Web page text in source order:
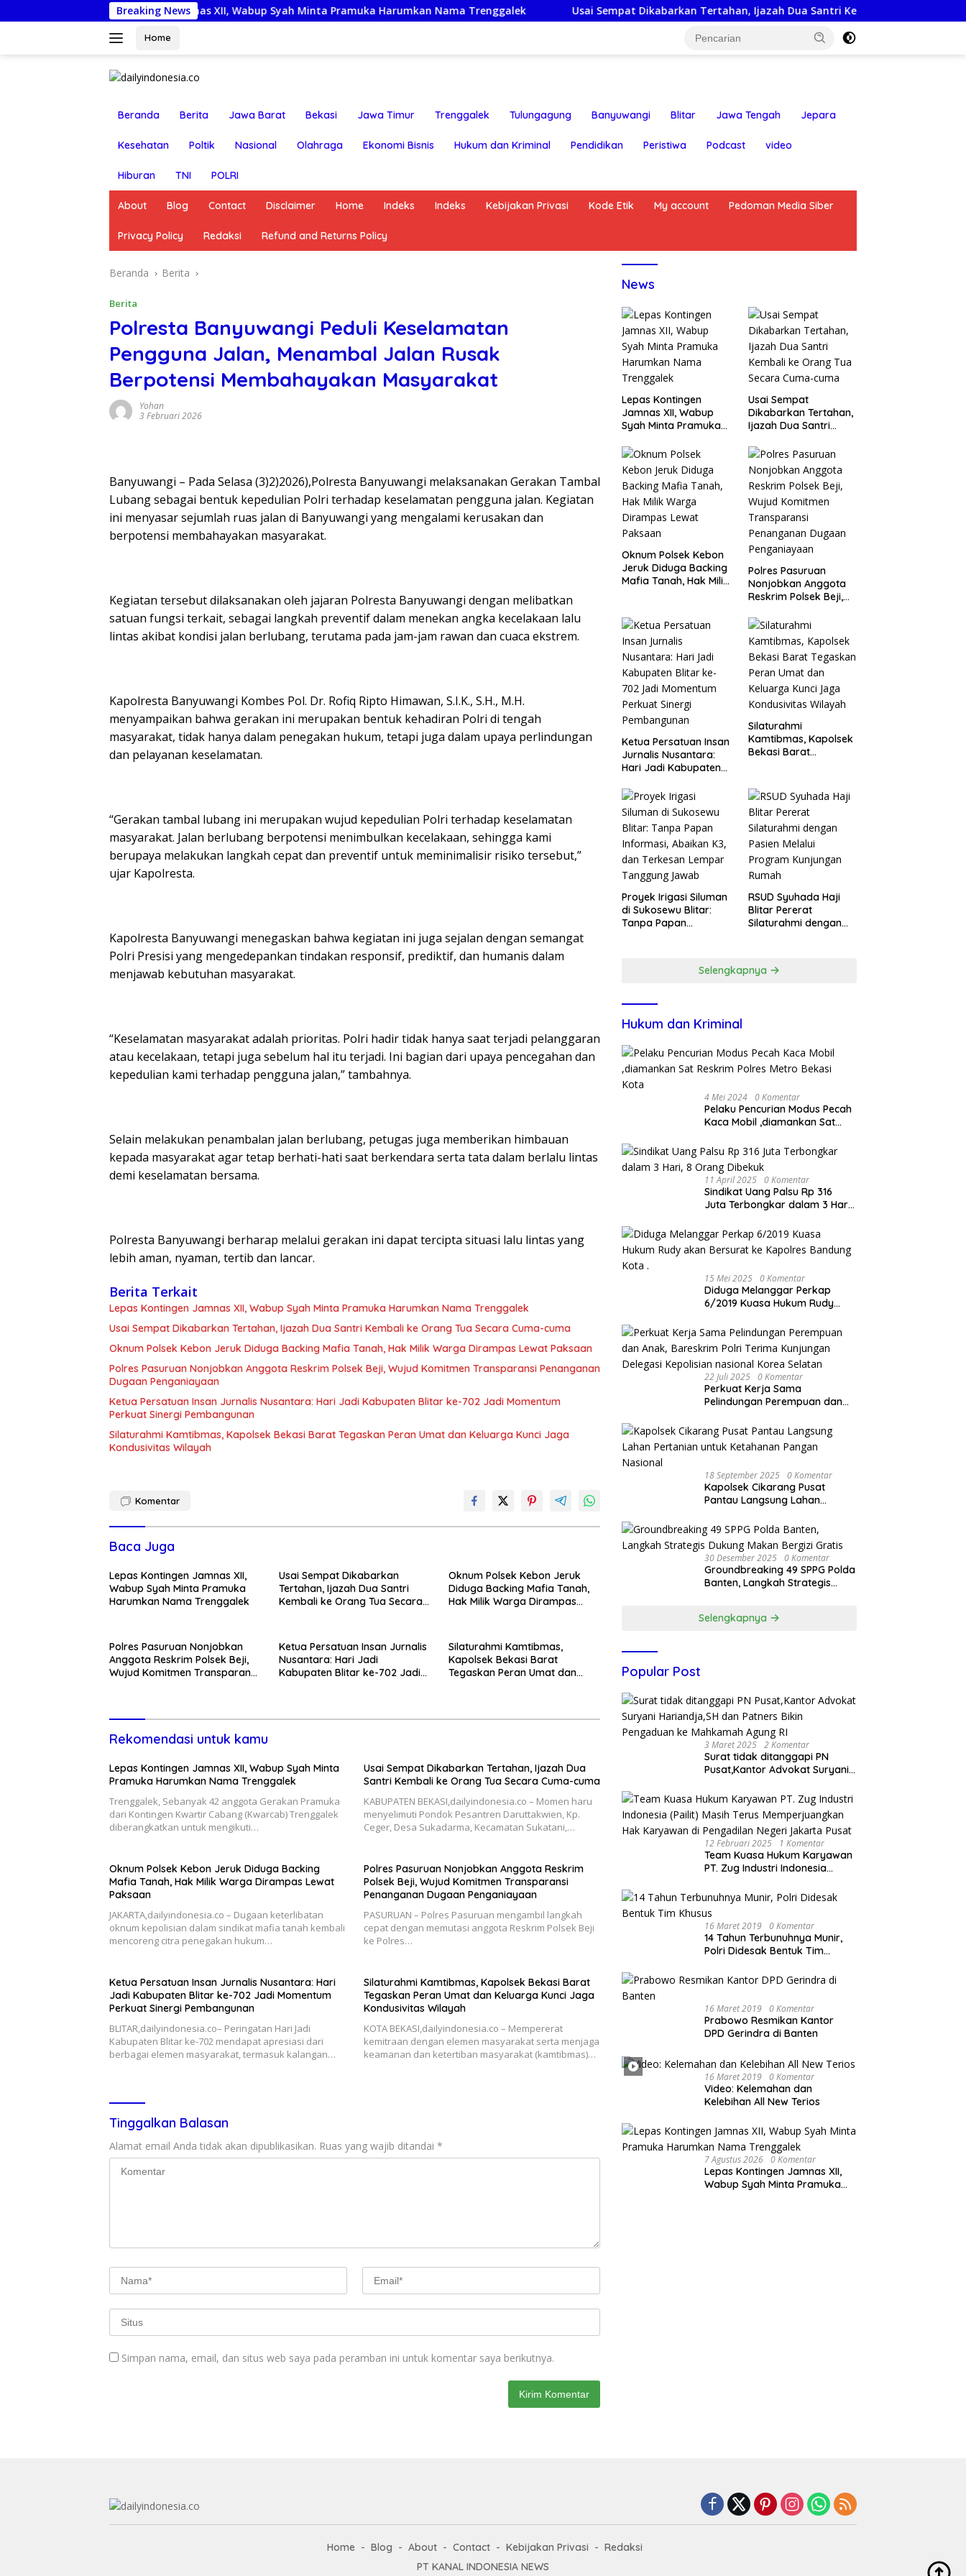
ke
Breaking News
Lepas Kontingen Jamnas XII, Wabup Syah Minta Pramuka Harumkan Nama Trenggalek Usai Sempat Dikabarkan Tertahan, Ijazah Dua Santri Kembali ke Orang Tua Secara Cuma-
Home
Beranda Berita Jawa Barat Bekasi Jawa Timur Trenggalek Tulungagung Banyuwangi Blitar Jawa Tengah Jepara
Kesehatan Poltik Nasional Olahraga Ekonomi Bisnis Hukum dan Kriminal Pendidikan Peristiwa Podcast video
Hiburan TNI POLRI
About Blog Contact Disclaimer Home Indeks Indeks Kebijakan Privasi Kode Etik My account Pedoman Media Siber
Privacy Policy Redaksi Refund and Returns Policy
Beranda Berita
Berita
Polresta Banyuwangi Peduli Keselamatan
Pengguna Jalan, Menambal Jalan Rusak
Berpotensi Membahayakan Masyarakat
Yohan
3 Februari 2026
Banyuwangi – Pada Selasa (3)2)2026),Polresta Banyuwangi melaksanakan Gerakan Tambal
Lubang sebagai bentuk kepedulian Polri terhadap keselamatan pengguna jalan. Kegiatan
ini menyasar sejumlah ruas jalan di Banyuwangi yang mengalami kerusakan dan
berpotensi membahayakan masyarakat.
Kegiatan tersebut dilaksanakan oleh jajaran Polresta Banyuwangi dengan melibatkan
satuan fungsi terkait, sebagai langkah preventif dalam menekan angka kecelakaan lalu
lintas akibat kondisi jalan berlubang, terutama pada jam-jam rawan dan cuaca ekstrem.
Kapolresta Banyuwangi Kombes Pol. Dr. Rofiq Ripto Himawan, S.I.K., S.H., M.H.
menyampaikan bahwa gerakan ini merupakan bentuk kehadiran Polri di tengah
masyarakat, tidak hanya dalam penegakan hukum, tetapi juga dalam upaya perlindungan
dan pelayanan keselamatan.
“Gerakan tambal lubang ini merupakan wujud kepedulian Polri terhadap keselamatan
masyarakat. Jalan berlubang berpotensi menimbulkan kecelakaan, sehingga kami
berupaya melakukan langkah cepat dan preventif untuk meminimalisir risiko tersebut,”
ujar Kapolresta.
Kapolresta Banyuwangi menegaskan bahwa kegiatan ini juga sejalan dengan semangat
Polri Presisi yang mengedepankan tindakan responsif, prediktif, dan humanis dalam
menjawab kebutuhan masyarakat.
“Keselamatan masyarakat adalah prioritas. Polri hadir tidak hanya saat terjadi pelanggaran
atau kecelakaan, tetapi juga sebelum hal itu terjadi. Ini bagian dari upaya pencegahan dan
kepedulian kami terhadap pengguna jalan,” tambahnya.
Selain melakukan penambalan jalan berlubang, petugas juga memberikan himbauan
kepada masyarakat agar tetap berhati-hati saat berkendara serta tata dalam berlalu lintas
demi keselamatan bersama.
Polresta Banyuwangi berharap melalui gerakan ini dapat tercipta situasi lalu lintas yang
lebih aman, nyaman, tertib dan lancar.
Berita Terkait
Lepas Kontingen Jamnas XII, Wabup Syah Minta Pramuka Harumkan Nama Trenggalek
Usai Sempat Dikabarkan Tertahan, Ijazah Dua Santri Kembali ke Orang Tua Secara Cuma-cuma
Oknum Polsek Kebon Jeruk Diduga Backing Mafia Tanah, Hak Milik Warga Dirampas Lewat Paksaan
Polres Pasuruan Nonjobkan Anggota Reskrim Polsek Beji, Wujud Komitmen Transparansi Penanganan
Dugaan Penganiayaan
Ketua Persatuan Insan Jurnalis Nusantara: Hari Jadi Kabupaten Blitar ke-702 Jadi Momentum
Perkuat Sinergi Pembangunan
Silaturahmi Kamtibmas, Kapolsek Bekasi Barat Tegaskan Peran Umat dan Keluarga Kunci Jaga
Kondusivitas Wilayah
Komentar
Baca Juga
Lepas Kontingen Jamnas XII,
Wabup Syah Minta Pramuka
Harumkan Nama Trenggalek
Usai Sempat Dikabarkan
Tertahan, Ijazah Dua Santri
Kembali ke Orang Tua Secara
Oknum Polsek Kebon Jeruk
Diduga Backing Mafia Tanah,
Hak Milik Warga Dirampas
Polres Pasuruan Nonjobkan
Anggota Reskrim Polsek Beji,
Wujud Komitmen Transparansi
Ketua Persatuan Insan Jurnalis
Nusantara: Hari Jadi
Kabupaten Blitar ke-702 Jadi
Silaturahmi Kamtibmas,
Kapolsek Bekasi Barat
Tegaskan Peran Umat dan
Rekomendasi untuk kamu
Lepas Kontingen Jamnas XII, Wabup Syah Minta
Pramuka Harumkan Nama Trenggalek
Trenggalek, Sebanyak 42 anggota Gerakan Pramuka
dari Kontingen Kwartir Cabang (Kwarcab) Trenggalek
diberangkatkan untuk mengikuti…
Usai Sempat Dikabarkan Tertahan, Ijazah Dua
Santri Kembali ke Orang Tua Secara Cuma-cuma
KABUPATEN BEKASI,dailyindonesia.co – Momen haru
menyelimuti Pondok Pesantren Daruttakwien, Kp.
Ceger, Desa Sukadarma, Kecamatan Sukatani,…
Oknum Polsek Kebon Jeruk Diduga Backing
Mafia Tanah, Hak Milik Warga Dirampas Lewat
Paksaan
JAKARTA,dailyindonesia.co – Dugaan keterlibatan
oknum kepolisian dalam sindikat mafia tanah kembali
mencoreng citra penegakan hukum…
Polres Pasuruan Nonjobkan Anggota Reskrim
Polsek Beji, Wujud Komitmen Transparansi
Penanganan Dugaan Penganiayaan
PASURUAN – Polres Pasuruan mengambil langkah
cepat dengan memutasi anggota Reskrim Polsek Beji
ke Polres…
Ketua Persatuan Insan Jurnalis Nusantara: Hari
Jadi Kabupaten Blitar ke-702 Jadi Momentum
Perkuat Sinergi Pembangunan
BLITAR,dailyindonesia.co– Peringatan Hari Jadi
Kabupaten Blitar ke-702 mendapat apresiasi dari
berbagai elemen masyarakat, termasuk kalangan…
Silaturahmi Kamtibmas, Kapolsek Bekasi Barat
Tegaskan Peran Umat dan Keluarga Kunci Jaga
Kondusivitas Wilayah
KOTA BEKASI,dailyindonesia.co – Mempererat
kemitraan dengan elemen masyarakat serta menjaga
keamanan dan ketertiban masyarakat (kamtibmas)…
Tinggalkan Balasan
Alamat email Anda tidak akan dipublikasikan. Ruas yang wajib ditandai *
Simpan nama, email, dan situs web saya pada peramban ini untuk komentar saya berikutnya.
News
Lepas Kontingen
Jamnas XII, Wabup
Syah Minta Pramuka
Trenggalek
Usai Sempat
Dikabarkan Tertahan,
Ijazah Dua Santri
Secara Cuma-cuma
Oknum Polsek Kebon
Jeruk Diduga Backing
Mafia Tanah, Hak Milik
Polres Pasuruan
Nonjobkan Anggota
Reskrim Polsek Beji,
Transparansi
Penanganan Dugaan
Penganiayaan
Ketua Persatuan Insan
Jurnalis Nusantara:
Hari Jadi Kabupaten
Momentum Perkuat
Sinergi Pembangunan
Silaturahmi
Kamtibmas, Kapolsek
Bekasi Barat
Jaga Kondusivitas
Wilayah
Proyek Irigasi Siluman
di Sukosewu Blitar:
Tanpa Papan
RSUD Syuhada Haji
Blitar Pererat
Silaturahmi dengan
Selengkapnya
Hukum dan Kriminal
4 Mei 2024 0 Komentar
Pelaku Pencurian Modus Pecah
Kaca Mobil ,diamankan Sat
Kota
11 April 2025 0 Komentar
Sindikat Uang Palsu Rp 316
Juta Terbongkar dalam 3 Hari,
15 Mei 2025 0 Komentar
Diduga Melanggar Perkap
6/2019 Kuasa Hukum Rudy
Bandung Kota .
22 Juli 2025 0 Komentar
Perkuat Kerja Sama
Pelindungan Perempuan dan
Kunjungan Delegasi Kepolisian
nasional Korea Selatan
18 September 2025 0 Komentar
Kapolsek Cikarang Pusat
Pantau Langsung Lahan
Pangan Nasional
30 Desember 2025 0 Komentar
Groundbreaking 49 SPPG Polda
Banten, Langkah Strategis
Selengkapnya
Popular Post
3 Maret 2025 2 Komentar
Surat tidak ditanggapi PN
Pusat,Kantor Advokat Suryani
Pengaduan ke Mahkamah
Agung RI
12 Februari 2025 1 Komentar
Team Kuasa Hukum Karyawan
PT. Zug Industri Indonesia
Memperjuangkan Hak
Karyawan di Pengadilan Negeri
Jakarta Pusat
16 Maret 2019 0 Komentar
14 Tahun Terbunuhnya Munir,
Polri Didesak Bentuk Tim
16 Maret 2019 0 Komentar
Prabowo Resmikan Kantor
DPD Gerindra di Banten
16 Maret 2019 0 Komentar
Video: Kelemahan dan
Kelebihan All New Terios
7 Agustus 2026 0 Komentar
Lepas Kontingen Jamnas XII,
Wabup Syah Minta Pramuka
Home Blog About Contact Kebijakan Privasi
Redaksi
PT KANAL INDONESIA NEWS